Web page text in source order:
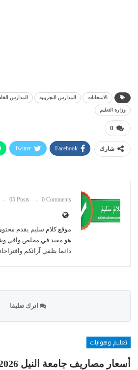
الامتحانات المدارس التجريبية المدارس
وزارة التعليم
0
شارك Facebook
Twitter
65 Posts 0 Comments
موقع كلام سليم يقدم
هو مفيد في مخلص وافي
دائما بتلقي آرائكم
اترك تعليقا
تعليم وهوايات